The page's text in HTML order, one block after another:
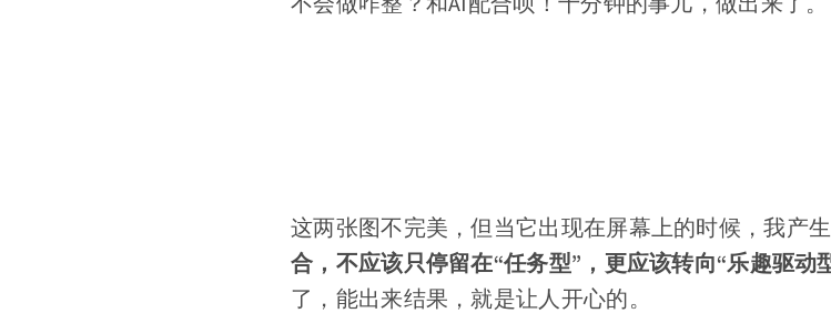
这两张图不完美，但当它出现在屏幕上的时候，我产
合，不应该只停留在“任务型”，更应该转向“乐趣驱动型
了，能出来结果，就是让人开心的。